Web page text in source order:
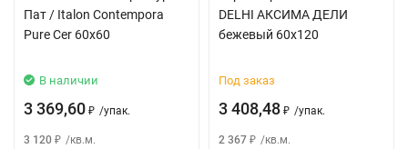
Пат / Italon Contempora
Pure Cer 60x60
В наличии
3 369,60 ₽ /упак.
3 120 ₽ /кв.м.
DELHI АКСИМА ДЕЛИ
бежевый 60x120
Под заказ
3 408,48 ₽ /упак.
2 367 ₽ /кв.м.